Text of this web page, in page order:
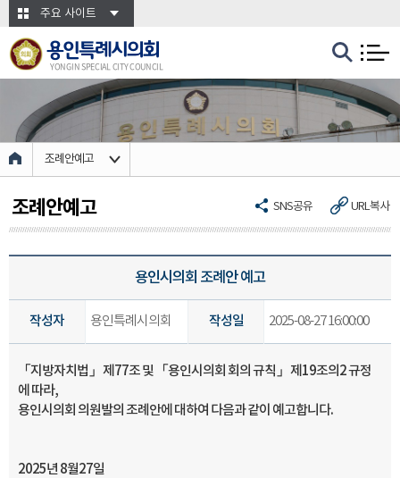
본문바로가기주요 사이트
용인특례시의회
YONGIN SPECIAL CITY COUNCIL
조례안예고
SNS공유 URL복사
조례안예고
용인시의회 조례안 예고
작성자 용인특례시의회 작성일 2025-08-27 16:00:00
「 지방자치법 」 제 77조 및 「 용인시의회 회의 규칙 」 제 19조의 2규정
에 따라,
용인시의회 의원발의 조례안에 대하여 다음과 같이 예고합니다.
2025년 8월27일